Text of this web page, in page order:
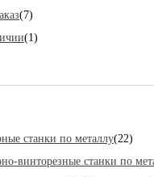
(7)
(1)
станки по металлу(22)
винторезные станки по